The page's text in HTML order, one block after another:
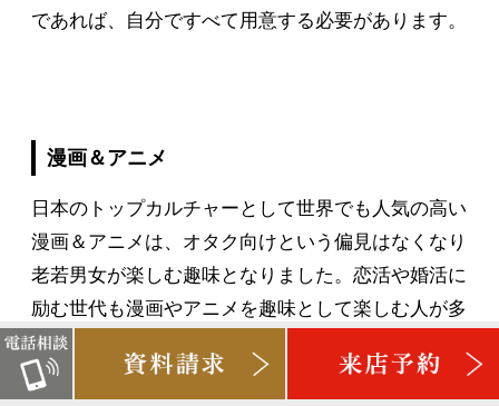
であれば、自分ですべて用意する必要があります。
漫画＆アニメ
日本のトップカルチャーとして世界でも人気の高い
漫画＆アニメは、オタク向けという偏見はなくなり
老若男女が楽しむ趣味となりました。恋活や婚活に
励む世代も漫画やアニメを趣味として楽しむ人が多
く、モテる趣味としても認識され始めています。